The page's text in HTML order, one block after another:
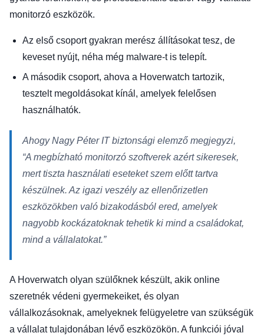
monitorzó eszközök.
Az első csoport gyakran merész állításokat tesz, de
keveset nyújt, néha még malware-t is telepít.
A második csoport, ahova a Hoverwatch tartozik,
tesztelt megoldásokat kínál, amelyek felelősen
használhatók.
Ahogy Nagy Péter IT biztonsági elemző megjegyzi,
“A megbízható monitorzó szoftverek azért sikeresek,
mert tiszta használati eseteket szem előtt tartva
készülnek. Az igazi veszély az ellenőrizetlen
eszközökben való bizakodásból ered, amelyek
nagyobb kockázatoknak tehetik ki mind a családokat,
mind a vállalatokat.”
A Hoverwatch olyan szülőknek készült, akik online
szeretnék védeni gyermekeiket, és olyan
vállalkozásoknak, amelyeknek felügyeletre van szükségük
a vállalat tulajdonában lévő eszközökön. A funkciói jóval